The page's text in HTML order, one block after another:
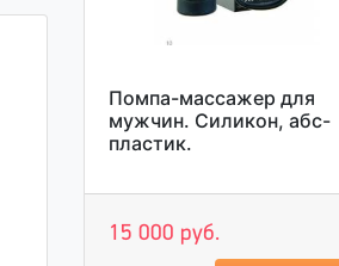
Помпа-массажер для
мужчин. Силикон, абс-
пластик.
15 000 руб.